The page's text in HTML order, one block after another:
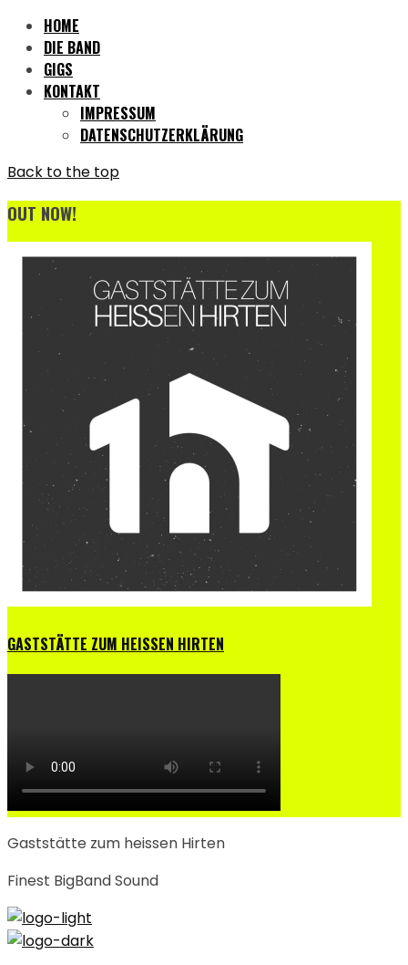
HOME
DIE BAND
GIGS
KONTAKT
IMPRESSUM
DATENSCHUTZERKLÄRUNG
Back to the top
OUT NOW!
GASTSTÄTTE ZUM HEISSEN HIRTEN
Gaststätte zum heissen Hirten
Finest BigBand Sound